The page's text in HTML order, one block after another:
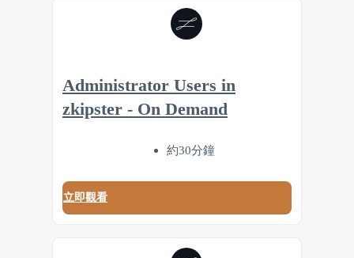
Administrator Users in
zkipster - On Demand
約30分鐘
立即觀看